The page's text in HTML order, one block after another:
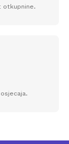
otkupnine.